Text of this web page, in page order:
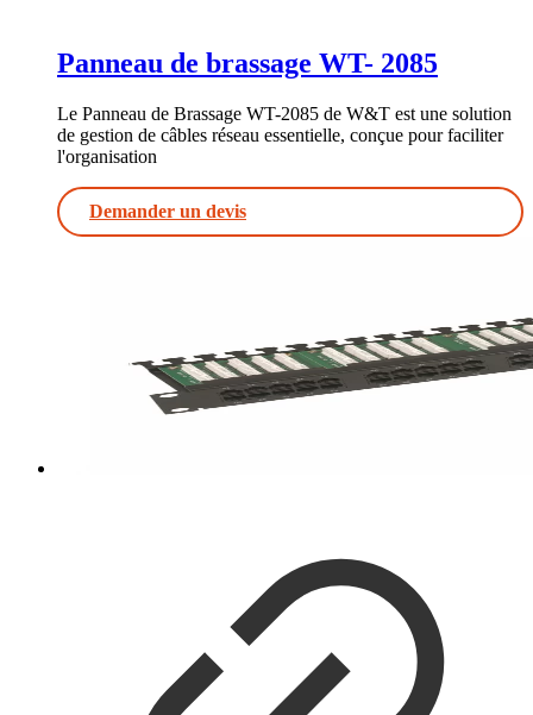
Panneau de brassage WT- 2085
Le Panneau de Brassage WT-2085 de W&T est une solution
de gestion de câbles réseau essentielle, conçue pour faciliter
l'organisation
Demander un devis